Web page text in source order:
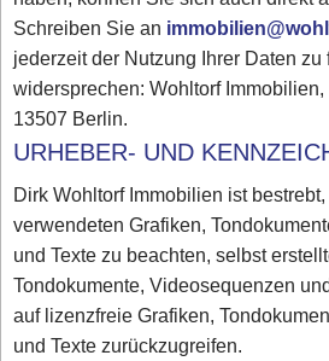
Schreiben Sie an
jederzeit der Nutzung Ihrer Daten
widersprechen: Wohltorf
13507 Berlin.
URHEBER- UND
Dirk Wohltorf Immobilien ist
verwendeten Grafiken,
und Texte zu beachten, selbst
Tondokumente, Videosequenzen
auf lizenzfreie Grafiken,
und Texte zurückzugreifen.